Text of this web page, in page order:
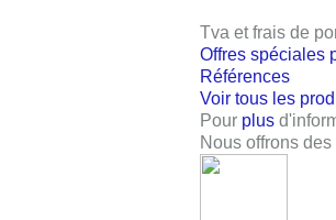
Tva et frais de
Offres spéciales
Références
Voir tous les
Pour plus
Nous offrons des